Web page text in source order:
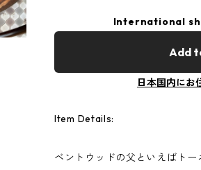
International
Add
日本国内にお
Item Details:
ベントウッドの父といえばトー